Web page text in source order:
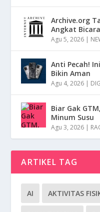
Archive.org
Angkat Bicara
Agu 5, 2026 |
Anti Pecah!
Bikin Aman
Agu 4, 2026 |
Biar Gak
Minum Susu
Agu 3, 2026 |
ARTIKEL TAG
AI AKTIVITAS